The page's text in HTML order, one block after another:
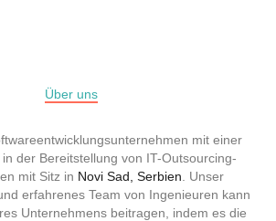
Über uns
mit einer
in der Bereitstellung von IT-Outsourcing-
mit Sitz in Novi Sad, Serbien . Unser
erfahrenes Team von Ingenieuren kann
Unternehmens beitragen, indem es die